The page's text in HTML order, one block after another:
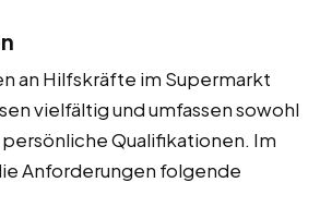
an Hilfskräfte im Supermarkt
vielfältig und umfassen sowohl
persönliche Qualifikationen. Im
Anforderungen folgende